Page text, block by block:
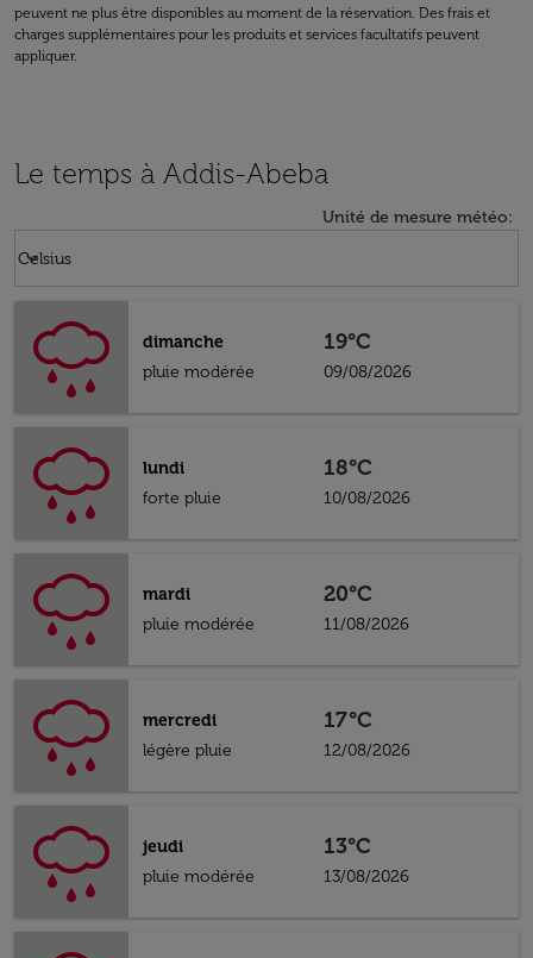
peuvent ne plus être disponibles au moment de la réservation. Des frais et
charges supplémentaires pour les produits et services facultatifs peuvent
appliquer.
Le temps à Addis-Abeba
Unité de mesure météo:
Celsius
keyboard_arrow_down
dimanche
pluie modérée
19°C
09/08/2026
lundi
forte pluie
18°C
10/08/2026
mardi
pluie modérée
20°C
11/08/2026
mercredi
légère pluie
17°C
12/08/2026
jeudi
pluie modérée
13°C
13/08/2026